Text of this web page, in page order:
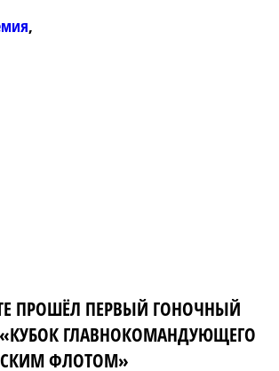
,
ПРОШЁЛ ПЕРВЫЙ ГОНОЧНЫЙ
«КУБОК ГЛАВНОКОМАНДУЮЩЕГО
ФЛОТОМ»